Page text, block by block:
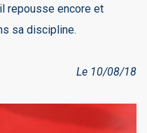
repousse encore et
sa discipline.
Le 10/08/18